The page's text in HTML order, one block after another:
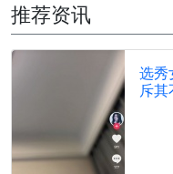
推荐资讯
选秀
斥